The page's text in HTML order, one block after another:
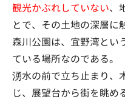
観光かぶれしていない、
とで、その土地の深層に
森川公園は、宜野湾とい
ている場所なのである。
湧水の前で立ち止まり、
じ、展望台から街を眺め